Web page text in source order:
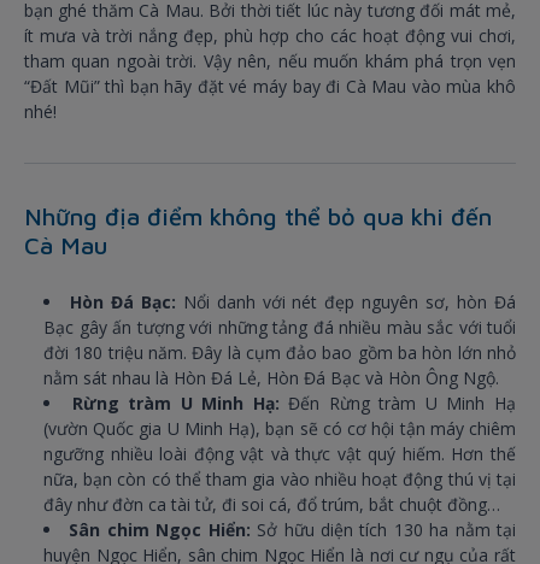
bạn ghé thăm Cà Mau. Bởi thời tiết lúc này tương đối mát mẻ,
ít mưa và trời nắng đẹp, phù hợp cho các hoạt động vui chơi,
tham quan ngoài trời. Vậy nên, nếu muốn khám phá trọn vẹn
“Đất Mũi” thì bạn hãy đặt vé máy bay đi Cà Mau vào mùa khô
nhé!
Những địa điểm không thể bỏ qua khi đến
Cà Mau
Hòn Đá Bạc: Nổi danh với nét đẹp nguyên sơ, hòn Đá
Bạc gây ấn tượng với những tảng đá nhiều màu sắc với tuổi
đời 180 triệu năm. Đây là cụm đảo bao gồm ba hòn lớn nhỏ
nằm sát nhau là Hòn Đá Lẻ, Hòn Đá Bạc và Hòn Ông Ngộ.
Rừng tràm U Minh Hạ:Đến Rừng tràm U Minh Hạ
(vườn Quốc gia U Minh Hạ), bạn sẽ có cơ hội tận máy chiêm
ngưỡng nhiều loài động vật và thực vật quý hiếm. Hơn thế
nữa, bạn còn có thể tham gia vào nhiều hoạt động thú vị tại
đây như đờn ca tài tử, đi soi cá, đổ trúm, bắt chuột đồng…
Sân chim Ngọc Hiển: Sở hữu diện tích 130 ha nằm tại
huyện Ngọc Hiển, sân chim Ngọc Hiển là nơi cư ngụ của rất